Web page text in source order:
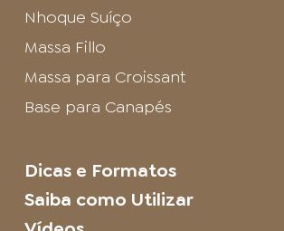
Nhoque Suíço
Massa Fillo
Massa para Croissant
Base para Canapés
Dicas e Formatos
Saiba como Utilizar